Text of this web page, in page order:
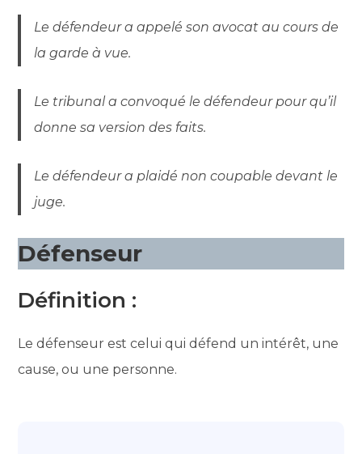
Le défendeur a appelé son avocat au cours de
la garde à vue.
Le tribunal a convoqué le défendeur pour qu’il
donne sa version des faits.
Le défendeur a plaidé non coupable devant le
juge.
Défenseur
Définition :
Le défenseur est celui qui défend un intérêt, une
cause, ou une personne.